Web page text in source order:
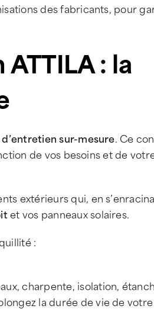
des fabricants, pour
: la
sur-mesure. Ce
de vos besoins et de
extérieurs qui, en
et vos panneaux solaires.
:
charpente, isolation,
la durée de vie de